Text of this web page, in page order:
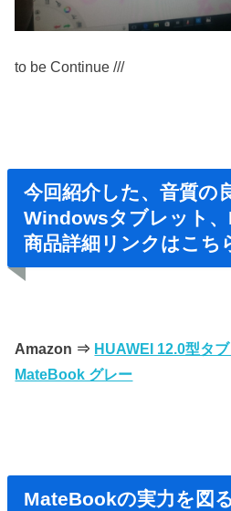
to be Continue ///
今回紹介した、音質の
Windowsタブレット
商品詳細リンクはこち
Amazon ⇒ HUAWEI 12.0型タ
MateBook グレー
MateBookの実力を図